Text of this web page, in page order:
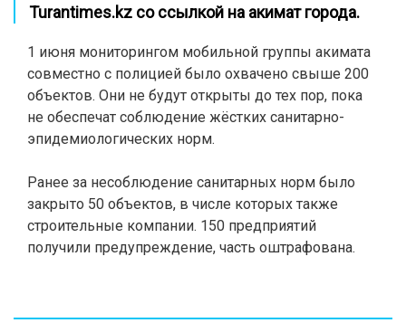
Turantimes.kz со ссылкой на акимат города.
1 июня мониторингом мобильной группы акимата
совместно с полицией было охвачено свыше 200
объектов. Они не будут открыты до тех пор, пока
не обеспечат соблюдение жёстких санитарно-
эпидемиологических норм.
Ранее за несоблюдение санитарных норм было
закрыто 50 объектов, в числе которых также
строительные компании. 150 предприятий
получили предупреждение, часть оштрафована.